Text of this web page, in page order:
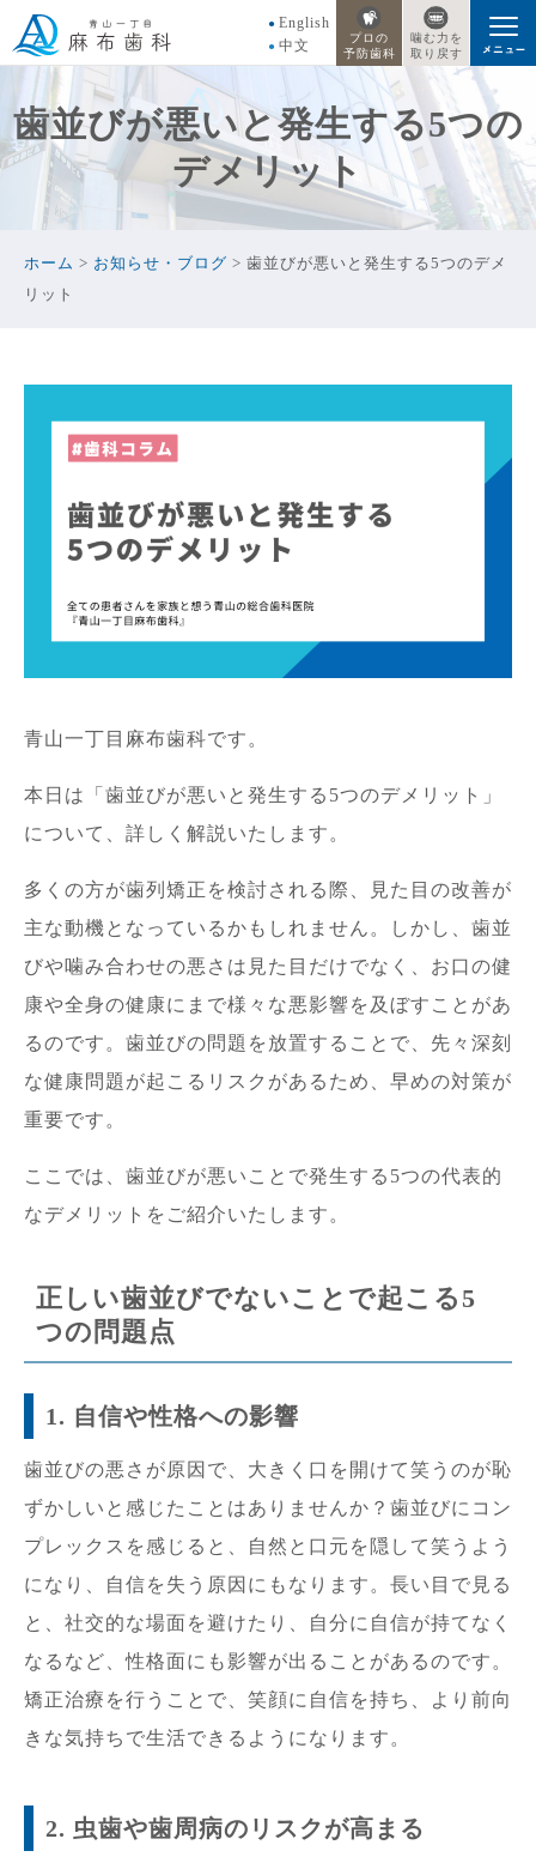
English
中文
プロの
予防歯科
噛む力を
取り戻す
歯並びが悪いと発生する5つの
デメリット
ホーム > お知らせ・ブログ > 歯並びが悪いと発生する5つのデメ
リット
青山一丁目麻布歯科です。
本日は「歯並びが悪いと発生する5つのデメリット」
について、詳しく解説いたします。
多くの方が歯列矯正を検討される際、見た目の改善が
主な動機となっているかもしれません。しかし、歯並
びや噛み合わせの悪さは見た目だけでなく、お口の健
康や全身の健康にまで様々な悪影響を及ぼすことがあ
るのです。歯並びの問題を放置することで、先々深刻
な健康問題が起こるリスクがあるため、早めの対策が
重要です。
ここでは、歯並びが悪いことで発生する5つの代表的
なデメリットをご紹介いたします。
正しい歯並びでないことで起こる5
つの問題点
1. 自信や性格への影響
歯並びの悪さが原因で、大きく口を開けて笑うのが恥
ずかしいと感じたことはありませんか？歯並びにコン
プレックスを感じると、自然と口元を隠して笑うよう
になり、自信を失う原因にもなります。長い目で見る
と、社交的な場面を避けたり、自分に自信が持てなく
なるなど、性格面にも影響が出ることがあるのです。
矯正治療を行うことで、笑顔に自信を持ち、より前向
きな気持ちで生活できるようになります。
2. 虫歯や歯周病のリスクが高まる